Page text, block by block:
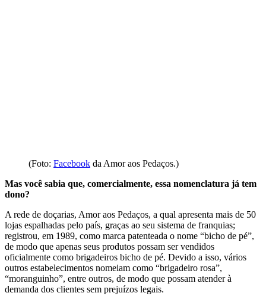
(Foto: Facebook da Amor aos Pedaços.)
Mas você sabia que, comercialmente, essa nomenclatura já tem
dono?
A rede de doçarias, Amor aos Pedaços, a qual apresenta mais de 50
lojas espalhadas pelo país, graças ao seu sistema de franquias;
registrou, em 1989, como marca patenteada o nome “bicho de pé”,
de modo que apenas seus produtos possam ser vendidos
oficialmente como brigadeiros bicho de pé. Devido a isso, vários
outros estabelecimentos nomeiam como “brigadeiro rosa”,
“moranguinho”, entre outros, de modo que possam atender à
demanda dos clientes sem prejuízos legais.